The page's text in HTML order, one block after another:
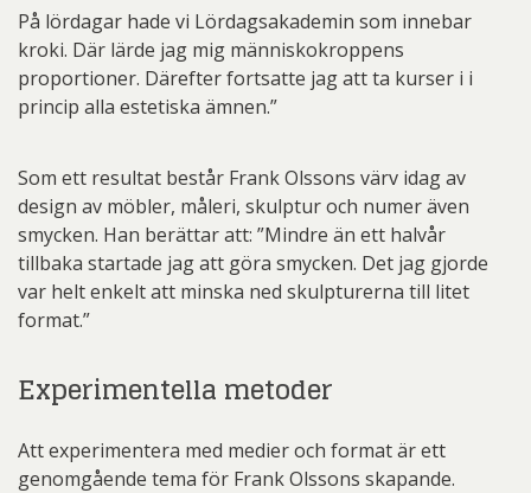
På lördagar hade vi Lördagsakademin som innebar
kroki. Där lärde jag mig människokroppens
proportioner. Därefter fortsatte jag att ta kurser i i
princip alla estetiska ämnen.”
Som ett resultat består Frank Olssons värv idag av
design av möbler, måleri, skulptur och numer även
smycken. Han berättar att: ”Mindre än ett halvår
tillbaka startade jag att göra smycken. Det jag gjorde
var helt enkelt att minska ned skulpturerna till litet
format.”
Experimentella metoder
Att experimentera med medier och format är ett
genomgående tema för Frank Olssons skapande.